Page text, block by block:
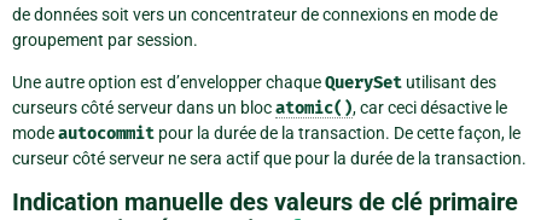
de données soit vers un concentrateur de connexions en mode de
groupement par session.
Une autre option est d’envelopper chaqueQuerySet utilisant des
curseurs côté serveur dans un blocatomic(), car ceci désactive le
modeautocommit pour la durée de la transaction. De cette façon, le
curseur côté serveur ne sera actif que pour la durée de la transaction.
Indication manuelle des valeurs de clé primaire